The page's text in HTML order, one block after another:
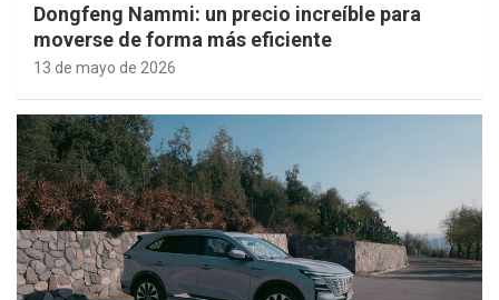
Dongfeng Nammi: un precio increíble para
moverse de forma más eficiente
13 de mayo de 2026